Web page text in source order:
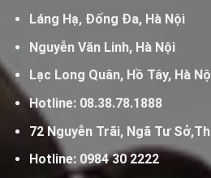
Láng Hạ, Đống Đa, Hà Nội
Nguyễn Văn Linh, Hà Nội
Lạc Long Quân, Hồ Tây, Hà
Hotline: 08.38.78.1888
72 Nguyễn Trãi, Ngã Tư
Hotline: 0984 30 2222